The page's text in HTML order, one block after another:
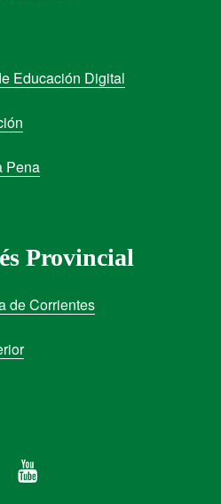
Educación Digital
Pena
Provincial
de Corrientes